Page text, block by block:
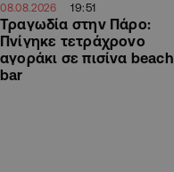
08.08.2026 19:51
Τραγωδία στην Πάρο:
Πνίγηκε τετράχρονο
αγοράκι σε πισίνα beach
bar